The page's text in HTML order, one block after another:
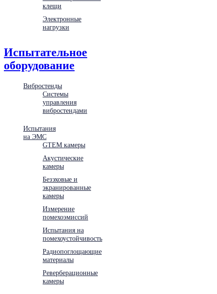
клещи
Электронные
нагрузки
Испытательное
оборудование
Вибростенды
Системы
управления
вибростендами
Испытания
на ЭМС
GTEM камеры
Акустические
камеры
Безэховые и
экранированные
камеры
Измерение
помехоэмиссий
Испытания на
помехоустойчивость
Радиопоглощающие
материалы
Реверберационные
камеры